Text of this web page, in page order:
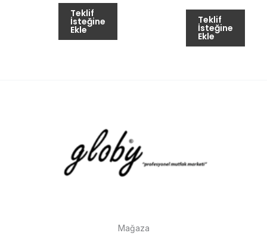
Teklif
İsteğine
Ekle
Teklif
İsteğine
Ekle
Mağaza